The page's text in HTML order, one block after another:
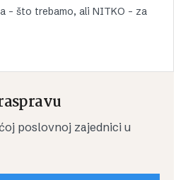
– što trebamo, ali NITKO – za
poslovnoj zajednici u